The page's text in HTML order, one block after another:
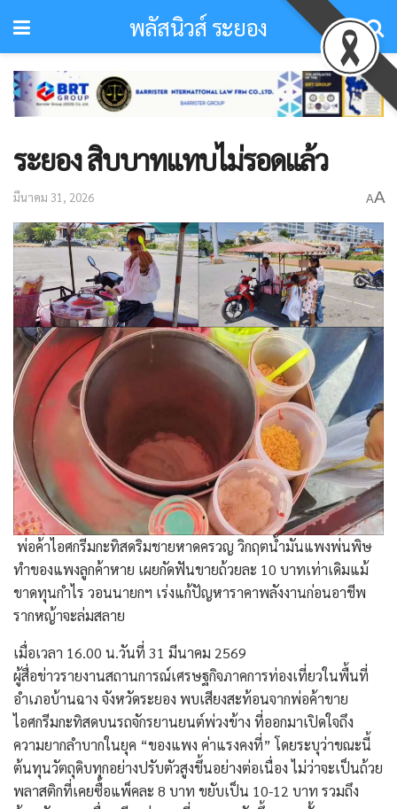
พลัสนิวส์ ระยอง
ระยอง สิบบาทแทบไม่รอดแล้ว
มีนาคม 31, 2026 AA
​ พ่อค้าไอศกรีมกะทิสดริมชายหาดครวญ วิกฤตน้ำมันแพงพ่นพิษ
ทำของแพงลูกค้าหาย เผยกัดฟันขายถ้วยละ 10 บาทเท่าเดิมแม้
ขาดทุนกำไร วอนนายกฯ เร่งแก้ปัญหาราคาพลังงานก่อนอาชีพ
รากหญ้าจะล่มสลาย
เมื่อเวลา 16.00 น.วันที่ 31 มีนาคม 2569
​ผู้สื่อข่าวรายงานสถานการณ์เศรษฐกิจภาคการท่องเที่ยวในพื้นที่
อำเภอบ้านฉาง จังหวัดระยอง พบเสียงสะท้อนจากพ่อค้าขาย
ไอศกรีมกะทิสดบนรถจักรยานยนต์พ่วงข้าง ที่ออกมาเปิดใจถึง
ความยากลำบากในยุค “ของแพง ค่าแรงคงที่” โดยระบุว่าขณะนี้
ต้นทุนวัตถุดิบทุกอย่างปรับตัวสูงขึ้นอย่างต่อเนื่อง ไม่ว่าจะเป็นถ้วย
พลาสติกที่เคยซื้อแพ็คละ 8 บาท ขยับเป็น 10-12 บาท รวมถึง